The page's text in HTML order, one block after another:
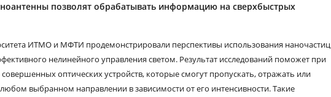
позволят обрабатывать информацию на сверхбыстрых
ИТМО и МФТИ продемонстрировали перспективы использования наночастиц
нелинейного управления светом. Результат исследований поможет при
совершенных оптических устройств, которые смогут пропускать, отражать или
любом выбранном направлении в зависимости от его интенсивности. Такие